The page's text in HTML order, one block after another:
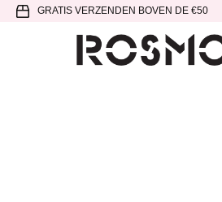
Spring
hoofdnavigatie
Door
SpringGRATIS VERZENDEN BOVEN DE €50